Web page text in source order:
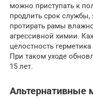
можно приступать к
продлить срок
протирать рамы
агрессивной химии.
целостность
При таком уходе
15 лет.
Альтернативные